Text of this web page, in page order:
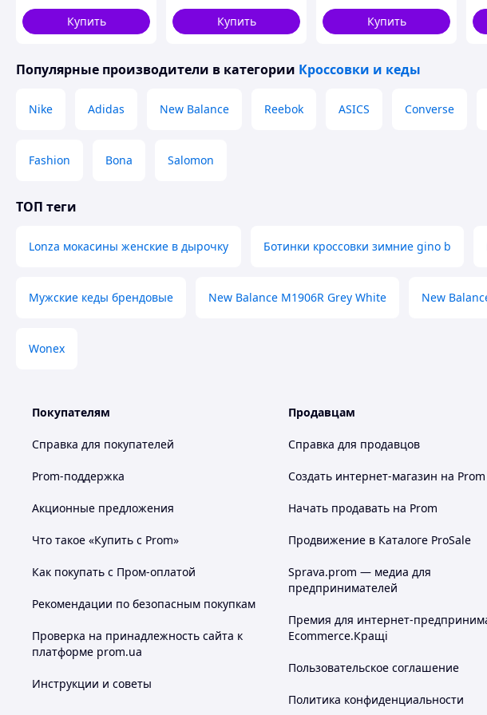
маломерят на размер
Купить
Купить
Купить
Популярные производители в категории Кроссовки и кеды
Nike Adidas New Balance Reebok ASICS Converse
Fashion Bona Salomon
ТОП теги
Lonza мокасины женские в дырочку Ботинки кроссовки зимние gino b
Мужские кеды брендовые New Balance M1906R Grey White New
Wonex
Покупателям
Справка для покупателей
Prom-поддержка
Акционные предложения
Что такое «Купить с Prom»
Как покупать с Пром-оплатой
Рекомендации по безопасным покупкам
Проверка на принадлежность сайта к
платформе prom.ua
Инструкции и советы
Продавцам
Справка для продавцов
Создать интернет-магазин на Prom
Начать продавать на Prom
Продвижение в Каталоге ProSale
Sprava.prom — медиа для
предпринимателей
Премия для интернет-
Ecommerce.Кращі
Пользовательское соглашение
Политика конфиденциальности